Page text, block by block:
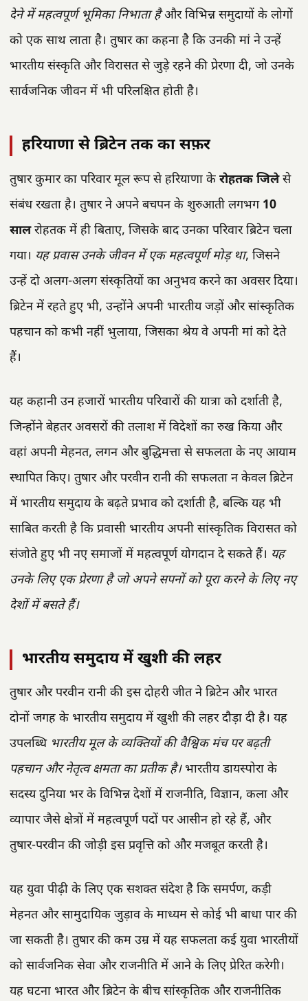
देने में महत्वपूर्ण भूमिका निभाता हैऔर विभिन्न समुदायों के लोगों
को एक साथ लाता है। तुषार का कहना है कि उनकी मां ने उन्हें
भारतीय संस्कृति और विरासत से जुड़े रहने की प्रेरणा दी, जो उनके
सार्वजनिक जीवन में भी परिलक्षित होती है।
हरियाणा से ब्रिटेन तक का सफ़र
तुषार कुमार का परिवार मूल रूप से हरियाणा के रोहतक जिलेसे
संबंध रखता है। तुषार ने अपने बचपन के शुरुआती लगभग 10
सालरोहतक में ही बिताए, जिसके बाद उनका परिवार ब्रिटेन चला
गया। यह प्रवास उनके जीवन में एक महत्वपूर्ण मोड़ था, जिसने
उन्हें दो अलग-अलग संस्कृतियों का अनुभव करने का अवसर दिया।
ब्रिटेन में रहते हुए भी, उन्होंने अपनी भारतीय जड़ों और सांस्कृतिक
पहचान को कभी नहीं भुलाया, जिसका श्रेय वे अपनी मां को देते
हैं।
यह कहानी उन हजारों भारतीय परिवारों की यात्रा को दर्शाती है,
जिन्होंने बेहतर अवसरों की तलाश में विदेशों का रुख किया और
वहां अपनी मेहनत, लगन और बुद्धिमत्ता से सफलता के नए आयाम
स्थापित किए। तुषार और परवीन रानी की सफलता न केवल ब्रिटेन
में भारतीय समुदाय के बढ़ते प्रभाव को दर्शाती है, बल्कि यह भी
साबित करती है कि प्रवासी भारतीय अपनी सांस्कृतिक विरासत को
संजोते हुए भी नए समाजों में महत्वपूर्ण योगदान दे सकते हैं। यह
उनके लिए एक प्रेरणा है जो अपने सपनों को पूरा करने के लिए नए
देशों में बसते हैं।
भारतीय समुदाय में खुशी की लहर
तुषार और परवीन रानी की इस दोहरी जीत ने ब्रिटेन और भारत
दोनों जगह के भारतीय समुदाय में खुशी की लहर दौड़ा दी है। यह
उपलब्धि भारतीय मूल के व्यक्तियों की वैश्विक मंच पर बढ़ती
पहचान और नेतृत्व क्षमता का प्रतीक है।भारतीय डायस्पोरा के
सदस्य दुनिया भर के विभिन्न देशों में राजनीति, विज्ञान, कला और
व्यापार जैसे क्षेत्रों में महत्वपूर्ण पदों पर आसीन हो रहे हैं, और
तुषार-परवीन की जोड़ी इस प्रवृत्ति को और मजबूत करती है।
यह युवा पीढ़ी के लिए एक सशक्त संदेश है कि समर्पण, कड़ी
मेहनत और सामुदायिक जुड़ाव के माध्यम से कोई भी बाधा पार की
जा सकती है। तुषार की कम उम्र में यह सफलता कई युवा भारतीयों
को सार्वजनिक सेवा और राजनीति में आने के लिए प्रेरित करेगी।
यह घटना भारत और ब्रिटेन के बीच सांस्कृतिक और राजनीतिक